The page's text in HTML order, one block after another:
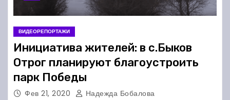
ВИДЕОРЕПОРТАЖИ
Инициатива жителей: в с.Быков
Отрог планируют благоустроить
парк Победы
Фев 21, 2020 Надежда Бобалова